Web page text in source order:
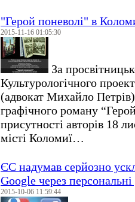
"Герой поневолі" в
2015-11-16 01:05:30
За
Культурологічного
(адвокат Михайло
графічного роману
присутності авторів 18
місті Коломиї…
ЄC надумав серйозно
Google через персональні
2015-10-06 11:59:44